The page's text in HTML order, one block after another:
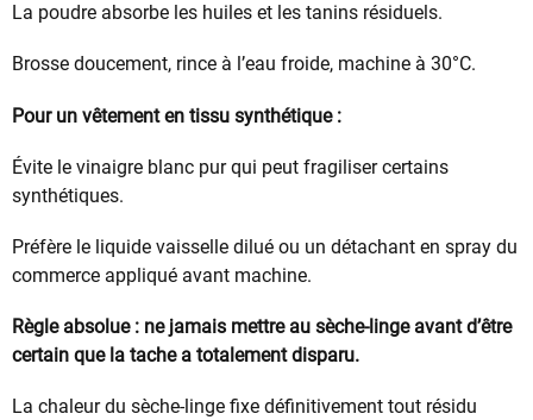
La poudre absorbe les huiles et les tanins résiduels.
Brosse doucement, rince à l’eau froide, machine à 30°C.
Pour un vêtement en tissu synthétique :
Évite le vinaigre blanc pur qui peut fragiliser certains
synthétiques.
Préfère le liquide vaisselle dilué ou un détachant en spray du
commerce appliqué avant machine.
Règle absolue : ne jamais mettre au sèche-linge avant d’être
certain que la tache a totalement disparu.
La chaleur du sèche-linge fixe définitivement tout résidu